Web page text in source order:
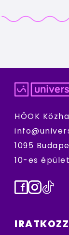
HÖOK
1095
10-es
Facebook